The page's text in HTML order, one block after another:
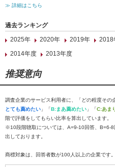
≫ 詳細はこちら
過去ランキング
2025年
2020年 2019年 2018
2014年度
2013年度
推奨意向
調査企業のサービス利用者に、「どの程度その
とても薦めたい 」「B:まあ薦めたい 」「C:あま
階で評価をしてもらい比率を算出しています。
※10段階聴取については、A=9-10回答、B=6-
出しております。
商標対象は、回答者数が100人以上の企業です。